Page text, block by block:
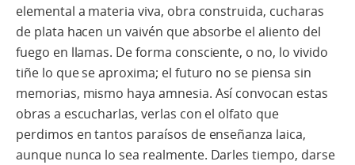
elemental a materia viva, obra construida, cucharas
de plata hacen un vaivén que absorbe el aliento del
fuego en llamas. De forma consciente, o no, lo vivido
tiñe lo que se aproxima; el futuro no se piensa sin
memorias, mismo haya amnesia. Así convocan estas
obras a escucharlas, verlas con el olfato que
perdimos en tantos paraísos de enseñanza laica,
aunque nunca lo sea realmente. Darles tiempo, darse